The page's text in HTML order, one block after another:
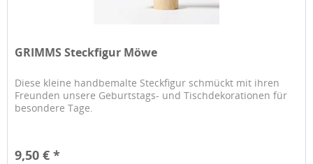
GRIMMS Steckfigur Möwe
Diese kleine handbemalte Steckfigur schmückt mit ihren
Freunden unsere Geburtstags- und Tischdekorationen für
besondere Tage.
9,50 € *